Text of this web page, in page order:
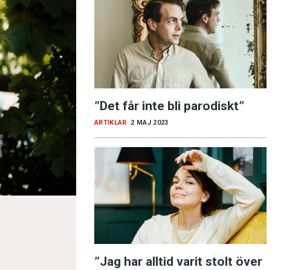
”Det får inte bli parodiskt”
2 MAJ 2023
ARTIKLAR
”Jag har alltid varit stolt över